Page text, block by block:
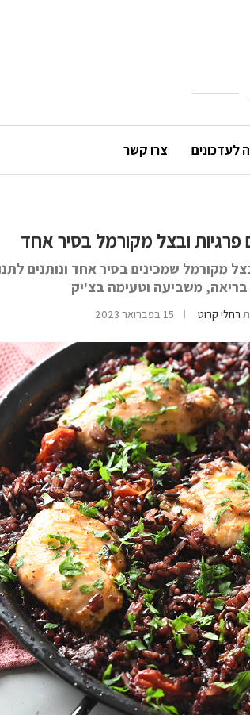
לעדכונים צרו קשר
ובצל מקורמל בסיר אחד
מקורמל שמכינים בסיר אחד ונותנים
משביעה וטעימה בצ'יק
רחלי קרוט 15 בפברואר 2023